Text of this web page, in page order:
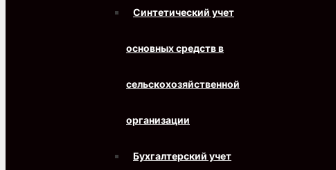
Синтетический учет
основных средств в
сельскохозяйственной
организации
Бухгалтерский учет